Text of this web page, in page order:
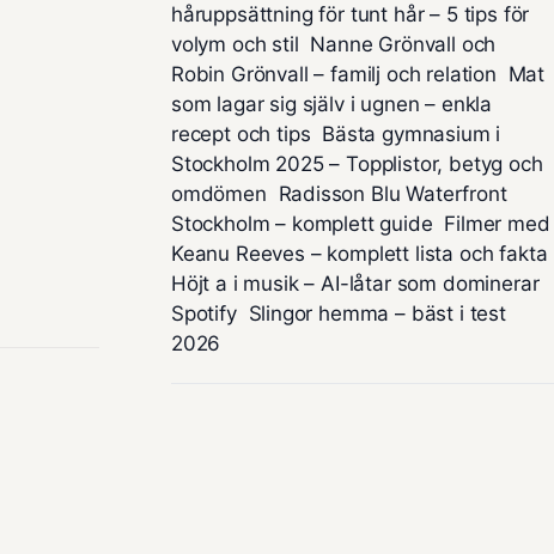
håruppsättning för tunt hår – 5 tips för
volym och stil Nanne Grönvall och
Robin Grönvall – familj och relation Mat
som lagar sig själv i ugnen – enkla
recept och tips Bästa gymnasium i
Stockholm 2025 – Topplistor, betyg och
omdömen Radisson Blu Waterfront
Stockholm – komplett guide Filmer med
Keanu Reeves – komplett lista och fakta
Höjt a i musik – AI-låtar som dominerar
Spotify Slingor hemma – bäst i test
2026